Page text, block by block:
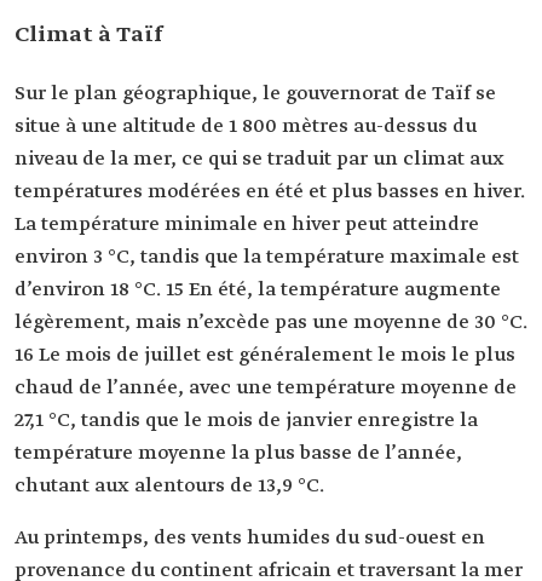
Climat à Taïf
Sur le plan géographique, le gouvernorat de Taïf se
situe à une altitude de 1 800 mètres au-dessus du
niveau de la mer, ce qui se traduit par un climat aux
températures modérées en été et plus basses en hiver.
La température minimale en hiver peut atteindre
environ 3 °C, tandis que la température maximale est
d’environ 18 °C. 15 En été, la température augmente
légèrement, mais n’excède pas une moyenne de 30 °C.
16 Le mois de juillet est généralement le mois le plus
chaud de l’année, avec une température moyenne de
27,1 °C, tandis que le mois de janvier enregistre la
température moyenne la plus basse de l’année,
chutant aux alentours de 13,9 °C.
Au printemps, des vents humides du sud-ouest en
provenance du continent africain et traversant la mer